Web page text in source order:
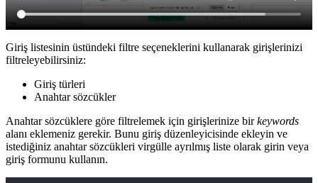
Giriş listesinin üstündeki filtre seçeneklerini kullanarak girişlerinizi
filtreleyebilirsiniz:
Giriş türleri
Anahtar sözcükler
Anahtar sözcüklere göre filtrelemek için girişlerinize birkeywords
alanı eklemeniz gerekir. Bunu giriş düzenleyicisinde ekleyin ve
istediğiniz anahtar sözcükleri virgülle ayrılmış liste olarak girin veya
giriş formunu kullanın.